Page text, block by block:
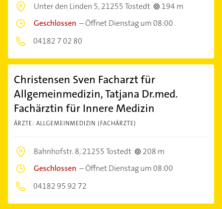
Unter den Linden 5,21255 Tostedt
194 m
Geschlossen –Öffnet Dienstag um 08:00
04182 7 02 80
Christensen Sven Facharzt für
Allgemeinmedizin, Tatjana Dr.med.
Fachärztin für Innere Medizin
ÄRZTE: ALLGEMEINMEDIZIN (FACHÄRZTE)
Bahnhofstr. 8,21255 Tostedt
208 m
Geschlossen –Öffnet Dienstag um 08:00
04182 95 92 72